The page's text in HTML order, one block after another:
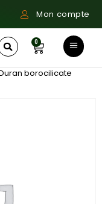
Mon compte
0
borocilicate